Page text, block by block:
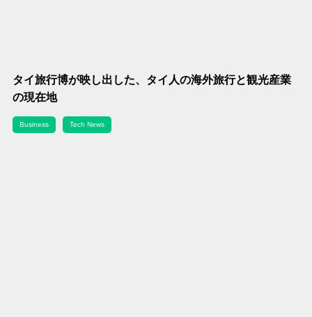
タイ旅行博が映し出した、タイ人の海外旅行と観光産業
の現在地
Business Tech News